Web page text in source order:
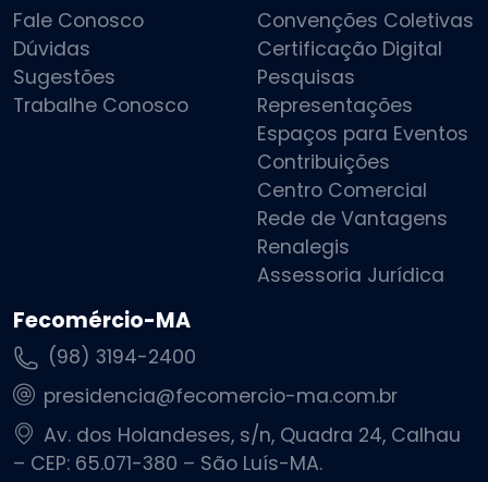
Fale Conosco
Dúvidas
Sugestões
Trabalhe Conosco
Convenções Coletivas
Certificação Digital
Pesquisas
Representações
Espaços para Eventos
Contribuições
Centro Comercial
Rede de Vantagens
Renalegis
Assessoria Jurídica
Fecomércio-MA
(98) 3194-2400
presidencia@fecomercio-ma.com.br
Av. dos Holandeses, s/n, Quadra 24, Calhau
– CEP: 65.071-380 – São Luís-MA.